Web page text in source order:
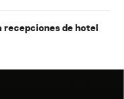
de hotel